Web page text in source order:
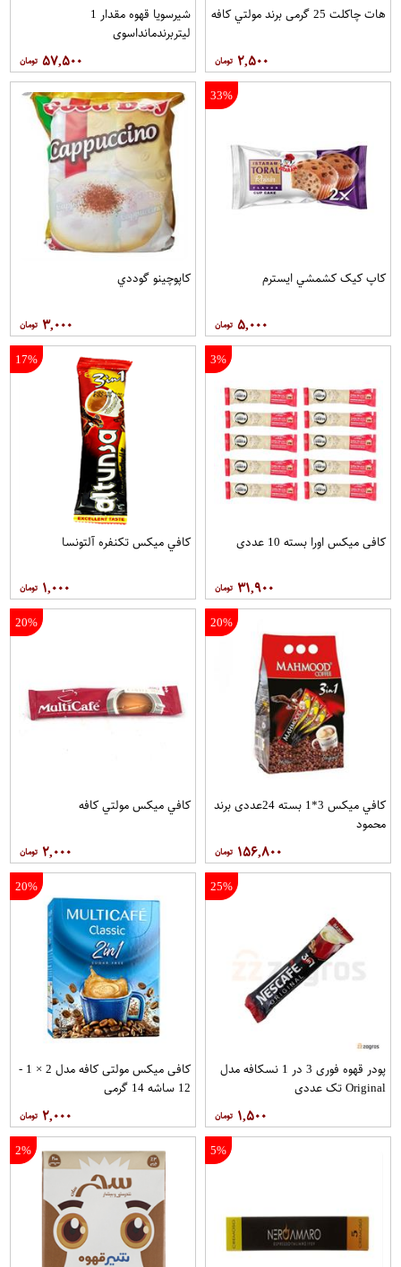
هات چاکلت 25 گرمی برند مولتي کافه
۲,۵۰۰
شیرسویا قهوه مقدار 1
لیتربرندمانداسوی
۵۷,۵۰۰
33%
کاپ کيک کشمشي ايسترم
۵,۰۰۰
کاپوچينو گوددي
۳,۰۰۰
3%
کافی میکس اورا بسته 10 عددی
۳۱,۹۰۰
17%
کافي ميکس تکنفره آلتونسا
۱,۰۰۰
20%
کافي ميکس 3*1 بسته 24عددی برند
محمود
۱۵۶,۸۰۰
20%
کافي ميکس مولتي کافه
۲,۰۰۰
25%
پودر قهوه فوری 3 در 1 نسکافه مدل
Original تک عددی
۱,۵۰۰
20%
کافی میکس مولتی کافه مدل 2 × 1 -
12 ساشه 14 گرمی
۲,۰۰۰
5%
2%